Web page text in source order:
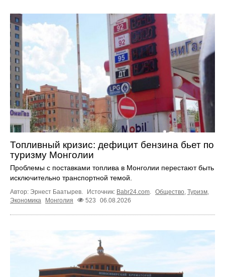
Топливный кризис: дефицит бензина бьет по
туризму Монголии
Проблемы с поставками топлива в Монголии перестают быть
исключительно транспортной темой.
Автор: Эрнест Баатырев. Источник: Babr24.com. Общество, Туризм,
Экономика
Монголия 523 06.08.2026